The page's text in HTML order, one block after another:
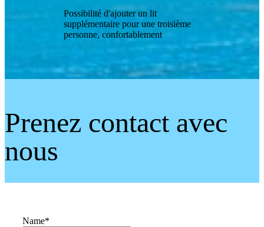
Possibilité d'ajouter un lit
supplémentaire pour une troisième
personne, confortablement
Prenez contact avec
nous
Name*